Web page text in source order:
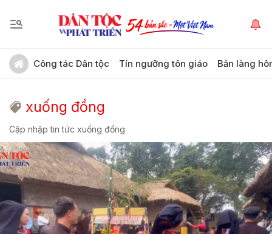
Công tác Dân tộc Tín ngưỡng tôn giáo Bản làng
xuống đồng
Cập nhập tin tức xuống đồng